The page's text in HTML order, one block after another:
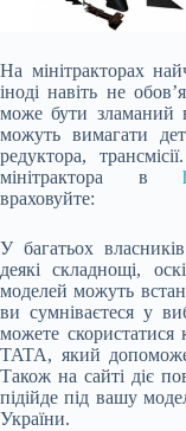
На мінітракторах
іноді навіть не
може бути зламаний
можуть вимагати
редуктора,
мінітрактора в
враховуйте:
У багатьох
деякі складнощі,
моделей можуть
ви сумніваєтеся у
можете скористатися
TATA, який допоможе
Також на сайті діє
підійде під вашу
України.